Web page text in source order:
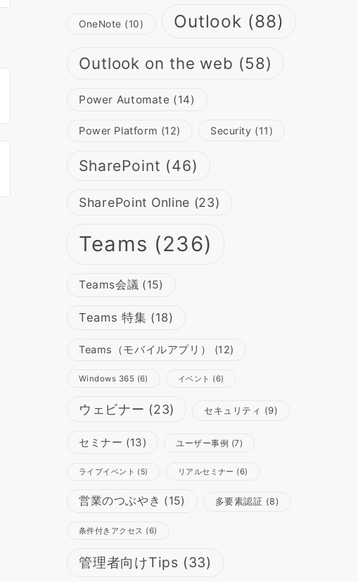
OneNote (10) Outlook (88)
Outlook on the web (58)
Power Automate (14)
Power Platform (12) Security (11)
SharePoint (46)
SharePoint Online (23)
Teams (236)
Teams会議 (15)
Teams 特集 (18)
Teams（モバイルアプリ） (12)
Windows 365 (6) イベント (6)
ウェビナー (23) セキュリティ (9)
セミナー (13) ユーザー事例 (7)
ライブイベント (5) リアルセミナー (6)
営業のつぶやき (15) 多要素認証 (8)
条件付きアクセス (6)
管理者向けTips (33)